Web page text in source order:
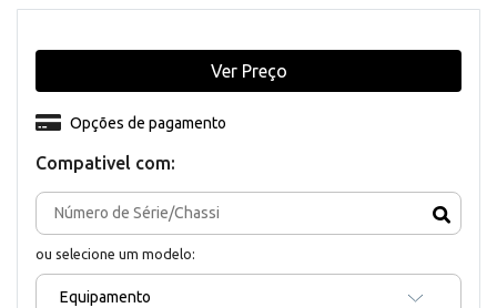
Compativel com:
ou selecione um modelo:
Equipamento
Opções de pagamento
Ver Preço